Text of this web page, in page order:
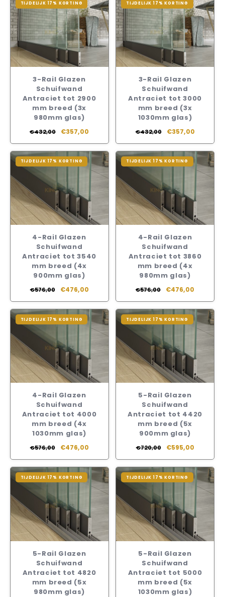
TIJDELIJK 17% KORTING
3-Rail Glazen
Schuifwand
Antraciet tot 2900
mm breed (3x
980mm glas)
€432,00 €357,00
TIJDELIJK 17% KORTING
3-Rail Glazen
Schuifwand
Antraciet tot 3000
mm breed (3x
1030mm glas)
€432,00 €357,00
TIJDELIJK 17% KORTING
4-Rail Glazen
Schuifwand
Antraciet tot 3540
mm breed (4x
900mm glas)
€576,00 €476,00
TIJDELIJK 17% KORTING
4-Rail Glazen
Schuifwand
Antraciet tot 3860
mm breed (4x
980mm glas)
€576,00 €476,00
TIJDELIJK 17% KORTING
4-Rail Glazen
Schuifwand
Antraciet tot 4000
mm breed (4x
1030mm glas)
€576,00 €476,00
TIJDELIJK 17% KORTING
5-Rail Glazen
Schuifwand
Antraciet tot 4420
mm breed (5x
900mm glas)
€720,00 €595,00
TIJDELIJK 17% KORTING
5-Rail Glazen
Schuifwand
Antraciet tot 4820
mm breed (5x
980mm glas)
TIJDELIJK 17% KORTING
5-Rail Glazen
Schuifwand
Antraciet tot 5000
mm breed (5x
1030mm glas)